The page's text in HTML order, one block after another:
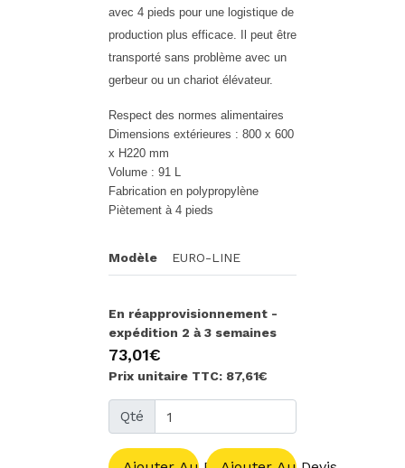
avec 4 pieds pour une logistique de
production plus efficace. Il peut être
transporté sans problème avec un
gerbeur ou un chariot élévateur.
Respect des normes alimentaires
Dimensions extérieures : 800 x 600
x H220 mm
Volume : 91 L
Fabrication en polypropylène
Piètement à 4 pieds
Modèle EURO-LINE
En réapprovisionnement -
expédition 2 à 3 semaines
73,01€
Prix unitaire TTC: 87,61€
Qté